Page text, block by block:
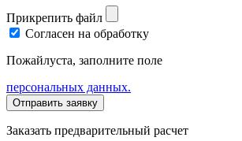
Прикрепить файл
Согласен на обработку
Пожайлуста, заполните поле
персональных данных.
Заказать предварительный расчет